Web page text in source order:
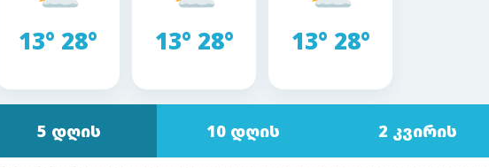
13° 28° 13° 28° 13° 28°
5 დღის 10 დღის 2 კვირის